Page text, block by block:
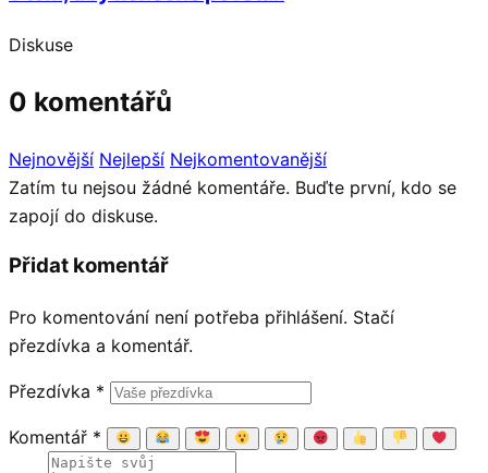
Diskuse
0 komentářů
Nejnovější Nejlepší Nejkomentovanější
Zatím tu nejsou žádné komentáře. Buďte první, kdo se
zapojí do diskuse.
Přidat komentář
Pro komentování není potřeba přihlášení. Stačí
přezdívka a komentář.
Přezdívka *
Komentář *